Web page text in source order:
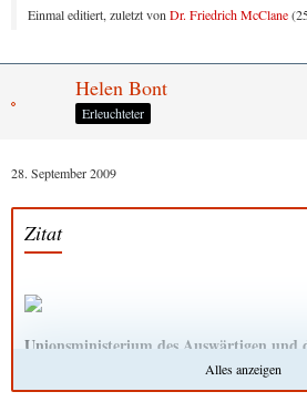
Einmal editiert, zuletzt von Dr. Friedrich McClane(
Helen Bont
Erleuchteter
28. September 2009
Zitat
Unionsministerium des Auswärtigen und
Helen Bont
Alles anzeigen